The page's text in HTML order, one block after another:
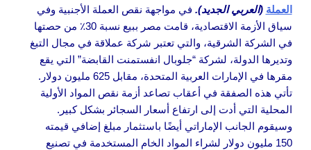
العملة (العربي الجديد). في مواجهة نقص العملة الأجنبية وفي
سياق الأزمة الاقتصادية، قامت مصر ببيع نسبة 30٪ من حصتها
في الشركة الشرقية، والتي تعتبر شركة عملاقة في مجال التبغ
وتديرها الدولة، لشركة “جلوبال انفستمنت القابضة” التي يقع
مقرها في الإمارات العربية المتحدة، مقابل 625 مليون دولار.
تأتي هذه الصفقة في أعقاب تصاعد أزمة نقص المواد الأولية
المحلية التي أدت إلى ارتفاع أسعار السجائر بشكل كبير.
وسيقوم الجانب الإماراتي أيضًا باستثمار مبلغ إضافي قيمته
150 مليون دولار لشراء المواد الخام المستخدمة في تصنيع